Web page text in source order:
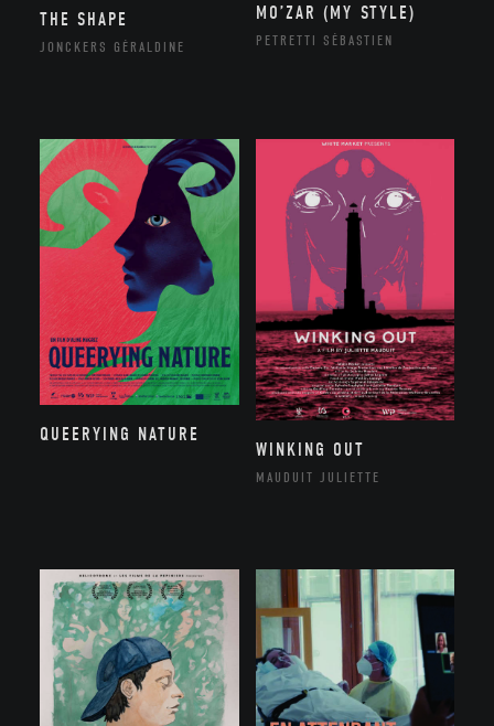
THE SHAPE
JONCKERS GÉRALDINE
MO’ZAR (MY STYLE)
PETRETTI SÉBASTIEN
QUEERYING NATURE
WINKING OUT
MAUDUIT JULIETTE